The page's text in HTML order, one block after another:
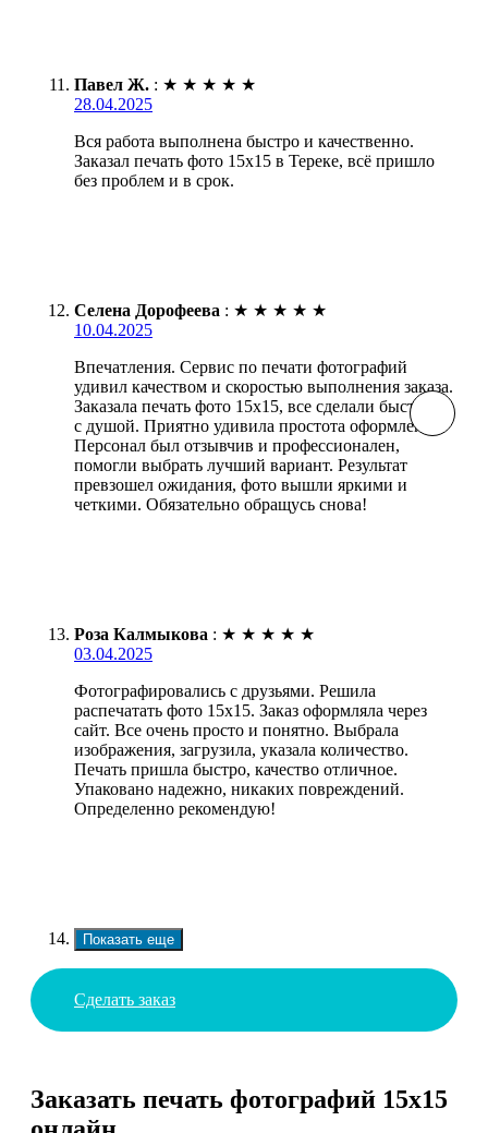
Павел Ж. : ★ ★ ★ ★ ★
28.04.2025
Вся работа выполнена быстро и качественно.
Заказал печать фото 15х15 в Тереке, всё пришло
без проблем и в срок.
Селена Дорофеева : ★ ★ ★ ★ ★
10.04.2025
Впечатления. Сервис по печати фотографий
удивил качеством и скоростью выполнения заказа.
Заказала печать фото 15х15, все сделали быстро и
с душой. Приятно удивила простота оформления.
Персонал был отзывчив и профессионален,
помогли выбрать лучший вариант. Результат
превзошел ожидания, фото вышли яркими и
четкими. Обязательно обращусь снова!
Роза Калмыкова : ★ ★ ★ ★ ★
03.04.2025
Фотографировались с друзьями. Решила
распечатать фото 15х15. Заказ оформляла через
сайт. Все очень просто и понятно. Выбрала
изображения, загрузила, указала количество.
Печать пришла быстро, качество отличное.
Упаковано надежно, никаких повреждений.
Определенно рекомендую!
Показать еще
Сделать заказ
Заказать печать фотографий 15х15